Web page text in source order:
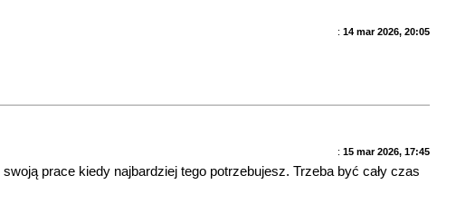
: 14 mar 2026, 20:05
: 15 mar 2026, 17:45
prace kiedy najbardziej tego potrzebujesz. Trzeba być cały czas